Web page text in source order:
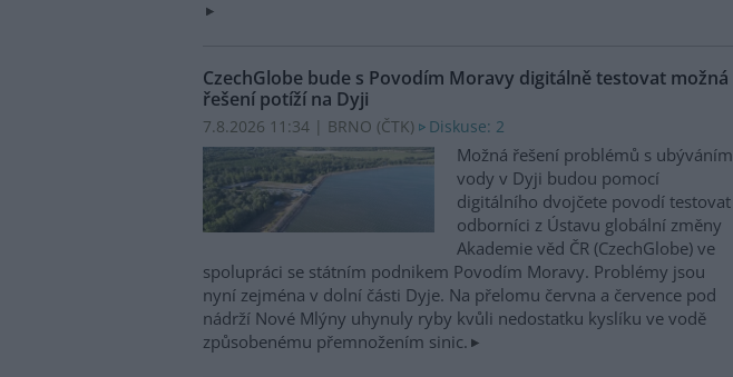
CzechGlobe bude s Povodím Moravy digitálně testovat možná
řešení potíží na Dyji
7.8.2026 11:34 | BRNO (ČTK) Diskuse: 2
Možná řešení problémů s ubýváním
vody v Dyji budou pomocí
digitálního dvojčete povodí testovat
odborníci z Ústavu globální změny
Akademie věd ČR (CzechGlobe) ve
spolupráci se státním podnikem Povodím Moravy. Problémy jsou
nyní zejména v dolní části Dyje. Na přelomu června a července pod
nádrží Nové Mlýny uhynuly ryby kvůli nedostatku kyslíku ve vodě
způsobenému přemnožením sinic.